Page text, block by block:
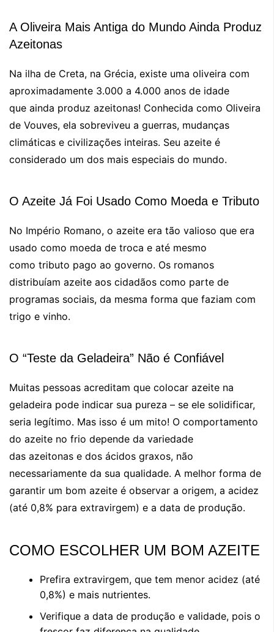
A Oliveira Mais Antiga do Mundo Ainda Produz
Azeitonas
Na ilha de Creta, na Grécia, existe uma oliveira com
aproximadamente 3.000 a 4.000 anos de idade
que ainda produz azeitonas! Conhecida como Oliveira
de Vouves, ela sobreviveu a guerras, mudanças
climáticas e civilizações inteiras. Seu azeite é
considerado um dos mais especiais do mundo.
O Azeite Já Foi Usado Como Moeda e Tributo
No Império Romano, o azeite era tão valioso que era
usado como moeda de troca e até mesmo
como tributo pago ao governo. Os romanos
distribuíam azeite aos cidadãos como parte de
programas sociais, da mesma forma que faziam com
trigo e vinho.
O “Teste da Geladeira” Não é Confiável
Muitas pessoas acreditam que colocar azeite na
geladeira pode indicar sua pureza – se ele solidificar,
seria legítimo. Mas isso é um mito! O comportamento
do azeite no frio depende da variedade
das azeitonas e dos ácidos graxos, não
necessariamente da sua qualidade. A melhor forma de
garantir um bom azeite é observar a origem, a acidez
(até 0,8% para extravirgem) e a data de produção.
COMO ESCOLHER UM BOM AZEITE
Prefira extravirgem, que tem menor acidez (até
0,8%) e mais nutrientes.
Verifique a data de produção e validade, pois o